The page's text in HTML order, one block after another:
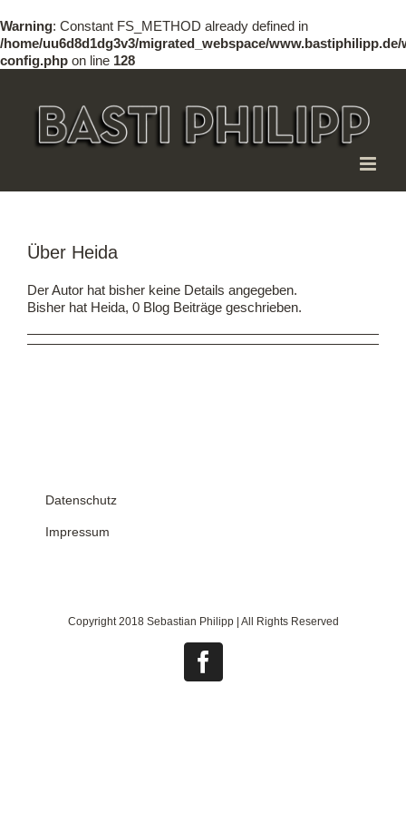
Warning: Constant FS_METHOD already defined in
/home/uu6d8d1dg3v3/migrated_webspace/www.bastiphilipp.de/
config.php on line 128
springen
Über Heida
Der Autor hat bisher keine Details angegeben.
Bisher hat Heida, 0 Blog Beiträge geschrieben.
Datenschutz
Impressum
Copyright 2018 Sebastian Philipp | All Rights Reserved
Facebook